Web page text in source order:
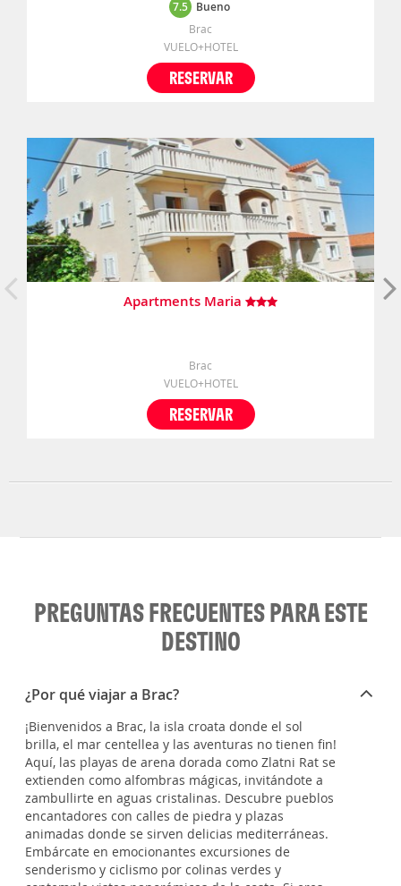
7.5 Bueno
Brac
VUELO+HOTEL
RESERVAR
Apartments Maria
Brac
VUELO+HOTEL
RESERVAR
PREGUNTAS FRECUENTES PARA ESTE
DESTINO
¿Por qué viajar a Brac?
¡Bienvenidos a Brac, la isla croata donde el sol
brilla, el mar centellea y las aventuras no tienen fin!
Aquí, las playas de arena dorada como Zlatni Rat se
extienden como alfombras mágicas, invitándote a
zambullirte en aguas cristalinas. Descubre pueblos
encantadores con calles de piedra y plazas
animadas donde se sirven delicias mediterráneas.
Embárcate en emocionantes excursiones de
senderismo y ciclismo por colinas verdes y